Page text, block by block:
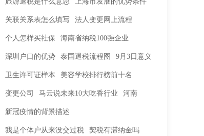
关联关系表怎么填写 法人变更网上流程
个人怎样买社保 海南省纳税100强企业
深圳户口的优势 泰国退税流程图 9月3日意义
卫生许可证样本 美容学校排行榜前十名
变更公司 马云说未来10大吃香行业 河南
新冠疫情的背景描述
我是个体户从来没交过税 契税有滞纳金吗